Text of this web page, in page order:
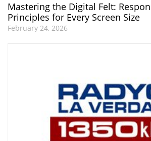
Mastering the Digital Felt:
Principles for Every Screen Size
February 24, 2026